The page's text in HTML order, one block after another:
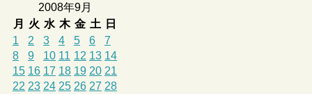
2008年9月
月
火 水 木 金 土
日
1
2 3 4 5 6
7
8
9 10 11 12 13 14
15 16 17 18 19 20 21
22 23 24 25 26 27 28